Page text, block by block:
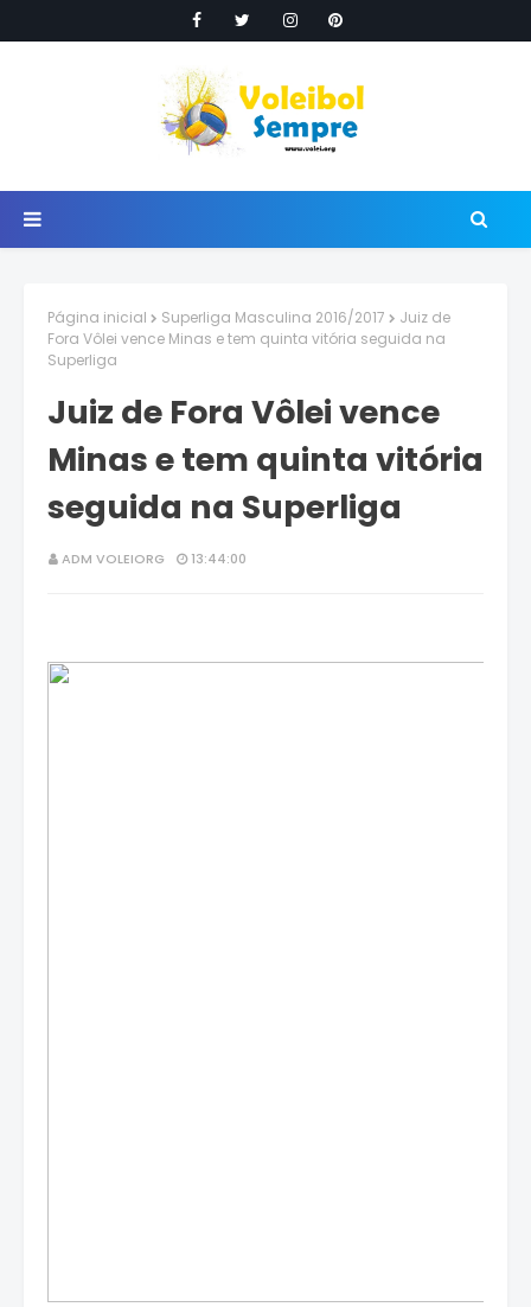
Página inicial Superliga Masculina 2016/2017
Juiz de
Fora Vôlei vence Minas e tem quinta vitória seguida na
Superliga
Juiz de Fora Vôlei vence
Minas e tem quinta vitória
seguida na Superliga
ADM VOLEIORG 13:44:00